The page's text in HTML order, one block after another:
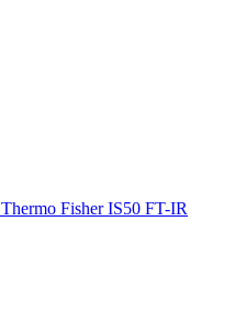
Thermo Fisher IS50 FT-IR